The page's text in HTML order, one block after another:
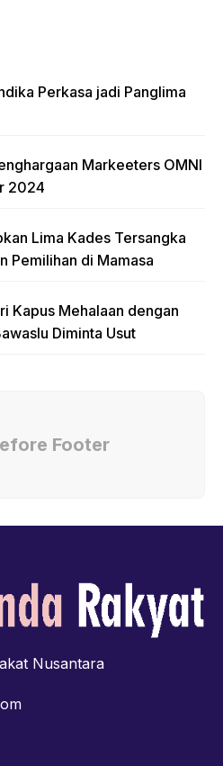
Perkasa jadi Panglima
Markeeters OMNI
2024
Lima Kades Tersangka
Pemilihan di Mamasa
Kapus Mehalaan dengan
Diminta Usut
Footer
Nusantara